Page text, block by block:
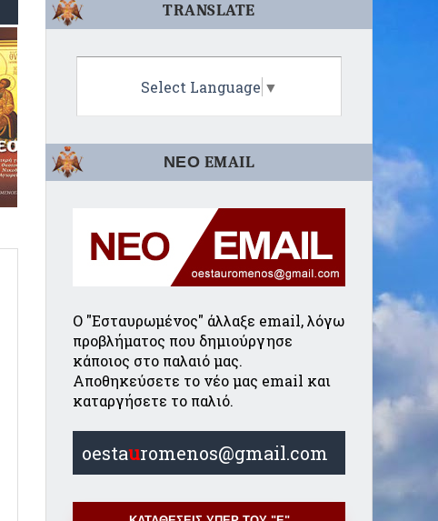
TRANSLATE
Select Language ▼
ΝΕΟ EMAIL
Ο "Εσταυρωμένος" άλλαξε email, λόγω
προβλήματος που δημιούργησε
κάποιος στο παλαιό μας.
Αποθηκεύσετε το νέο μας email και
καταργήσετε το παλιό.
oestauromenos@gmail.com